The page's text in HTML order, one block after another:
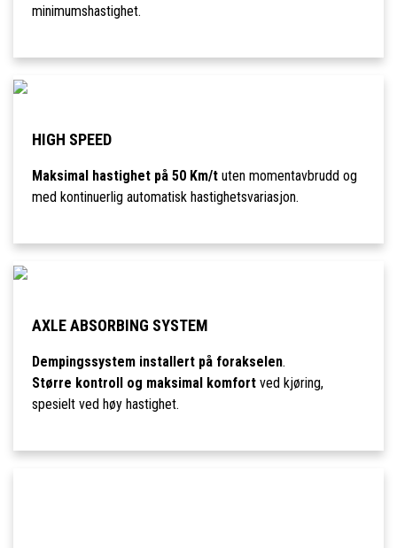
minimumshastighet.
HIGH SPEED
Maksimal hastighet på 50 Km/tuten momentavbrudd og
med kontinuerlig automatisk hastighetsvariasjon.
AXLE ABSORBING SYSTEM
Dempingssystem installert på forakselen.
Større kontroll og maksimal komfortved kjøring,
spesielt ved høy hastighet.